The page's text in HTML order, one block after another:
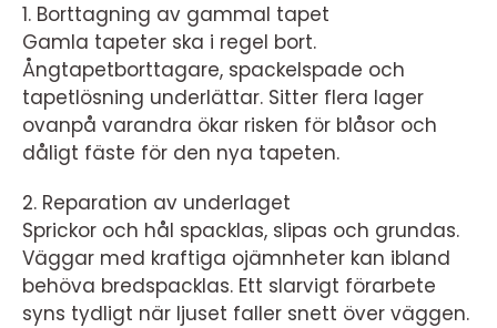
1. Borttagning av gammal tapet
Gamla tapeter ska i regel bort.
Ångtapetborttagare, spackelspade och
tapetlösning underlättar. Sitter flera lager
ovanpå varandra ökar risken för blåsor och
dåligt fäste för den nya tapeten.
2. Reparation av underlaget
Sprickor och hål spacklas, slipas och grundas.
Väggar med kraftiga ojämnheter kan ibland
behöva bredspacklas. Ett slarvigt förarbete
syns tydligt när ljuset faller snett över väggen.